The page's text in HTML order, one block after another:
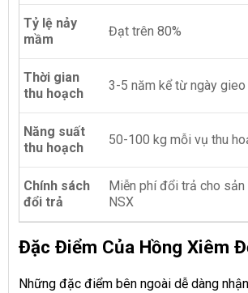
Tỷ lệ nảy
mầm
Đạt trên 80%
Thời gian
thu hoạch
3-5 năm kể từ ngày gieo
Năng suất
thu hoạch
50-100 kg mỗi vụ thu
Chính sách
đổi trả
Miễn phí đổi trả cho
NSX
Đặc Điểm Của Hồng Xiêm
Những đặc điểm bên ngoài dễ dàng